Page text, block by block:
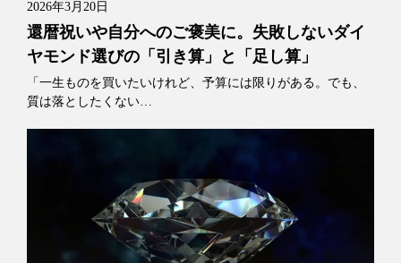
2026年3月20日
還暦祝いや自分へのご褒美に。失敗しないダイ
ヤモンド選びの「引き算」と「足し算」
「一生ものを買いたいけれど、予算には限りがある。でも、
質は落としたくない…